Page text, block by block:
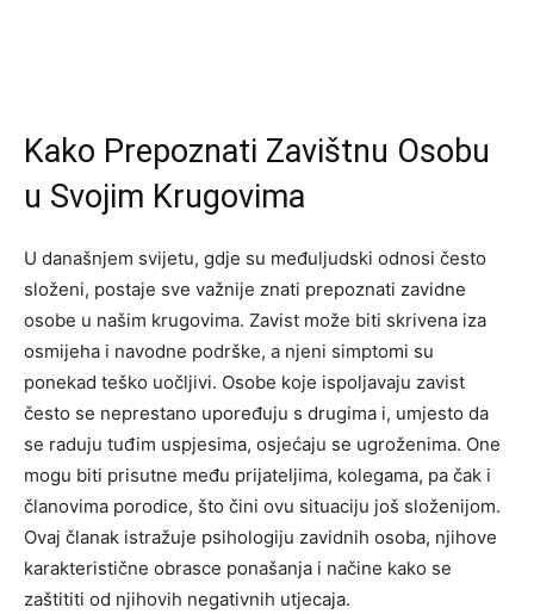
Kako Prepoznati Zavištnu Osobu
u Svojim Krugovima
U današnjem svijetu, gdje su međuljudski odnosi često
složeni, postaje sve važnije znati prepoznati zavidne
osobe u našim krugovima. Zavist može biti skrivena iza
osmijeha i navodne podrške, a njeni simptomi su
ponekad teško uočljivi. Osobe koje ispoljavaju zavist
često se neprestano upoređuju s drugima i, umjesto da
se raduju tuđim uspjesima, osjećaju se ugroženima. One
mogu biti prisutne među prijateljima, kolegama, pa čak i
članovima porodice, što čini ovu situaciju još složenijom.
Ovaj članak istražuje psihologiju zavidnih osoba, njihove
karakteristične obrasce ponašanja i načine kako se
zaštititi od njihovih negativnih utjecaja.